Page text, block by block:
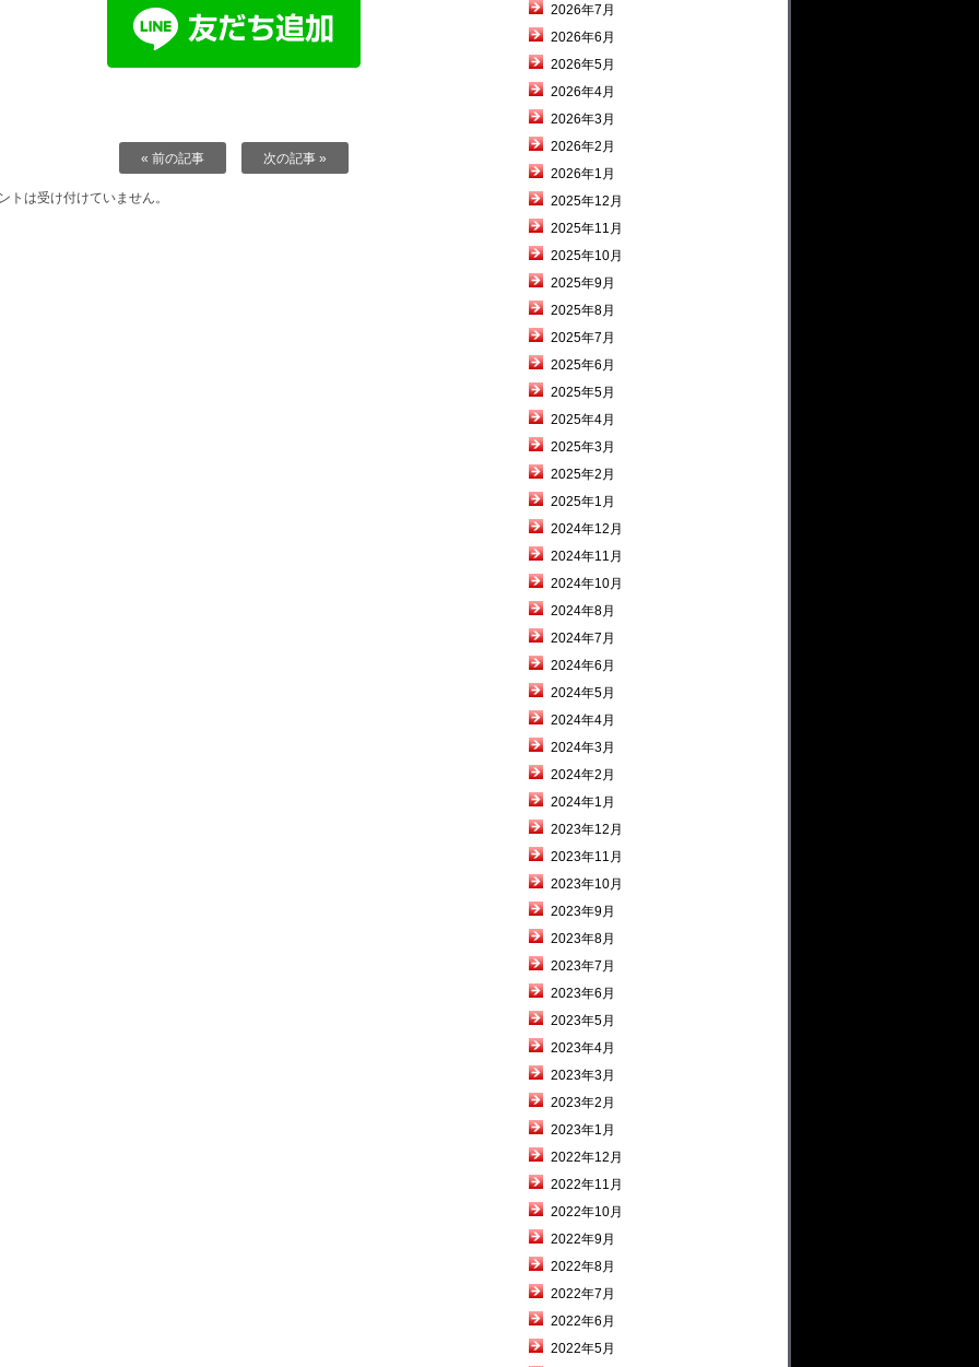
« 前の記事 次の記事 »
トは受け付けていません。
2026年7月
2026年6月
2026年5月
2026年4月
2026年3月
2026年2月
2026年1月
2025年12月
2025年11月
2025年10月
2025年9月
2025年8月
2025年7月
2025年6月
2025年5月
2025年4月
2025年3月
2025年2月
2025年1月
2024年12月
2024年11月
2024年10月
2024年8月
2024年7月
2024年6月
2024年5月
2024年4月
2024年3月
2024年2月
2024年1月
2023年12月
2023年11月
2023年10月
2023年9月
2023年8月
2023年7月
2023年6月
2023年5月
2023年4月
2023年3月
2023年2月
2023年1月
2022年12月
2022年11月
2022年10月
2022年9月
2022年8月
2022年7月
2022年6月
2022年5月